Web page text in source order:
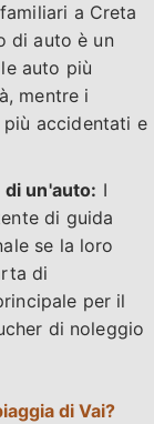
a Creta
di auto è un
auto più
mentre i
accidentati e
un'auto: I
di guida
se la loro
di
per il
di noleggio
di Vai?